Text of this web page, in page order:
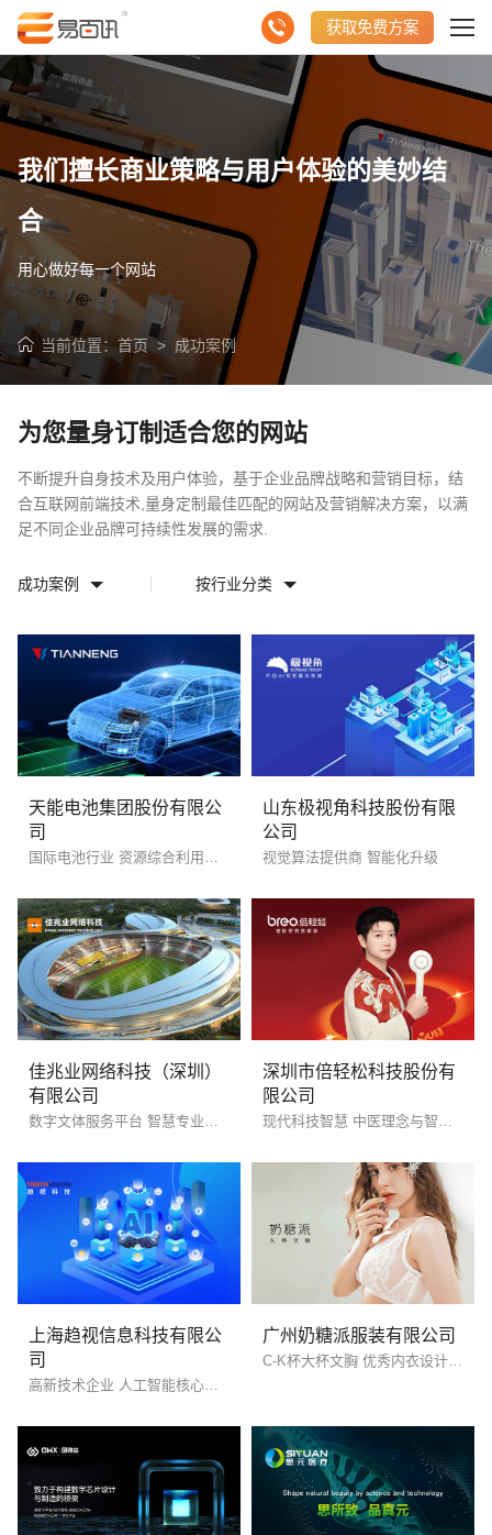
获取免费方案
我们擅长商业策略与用户体验的美妙结
合
用心做好每一个网站
当前位置： 首页> 成功案例
为您量身订制适合您的网站
不断提升自身技术及用户体验，基于企业品牌战略和营销目标，结
合互联网前端技术,量身定制最佳匹配的网站及营销解决方案，以满
足不同企业品牌可持续性发展的需求.
成功案例 按行业分类
天能电池集团股份有限公
司
山东极视角科技股份有限
公司
视觉算法提供商 智能化升级
佳兆业网络科技（深圳）
有限公司
数字文体服务平台 智慧专业运营商
深圳市倍轻松科技股份有
限公司
现代科技智慧 中医理念与智科技融合
上海趋视信息科技有限公
司
高新技术企业 人工智能核心技术
广州奶糖派服装有限公司
C-K杯大杯文胸 优秀内衣设计理念
请输入您的公司名称 名字
电话 微信号